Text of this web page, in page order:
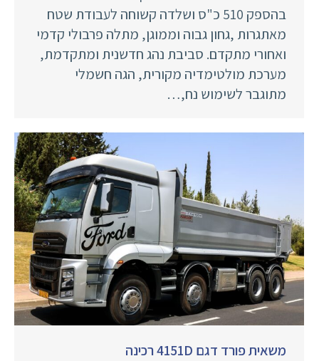
בהספק 510 כ"ס ושלדה קשוחה לעבודת שטח
מאתגרות ,גחון גבוה וממוגן, מתלה פרבולי קדמי
ואחורי מתקדם. סביבת נהג חדשנית ומתקדמת,
מערכת מולטימדיה מקורית, הגה חשמלי
מתוגבר לשימוש נח,…
משאית פורד דגם 4151D רכינה